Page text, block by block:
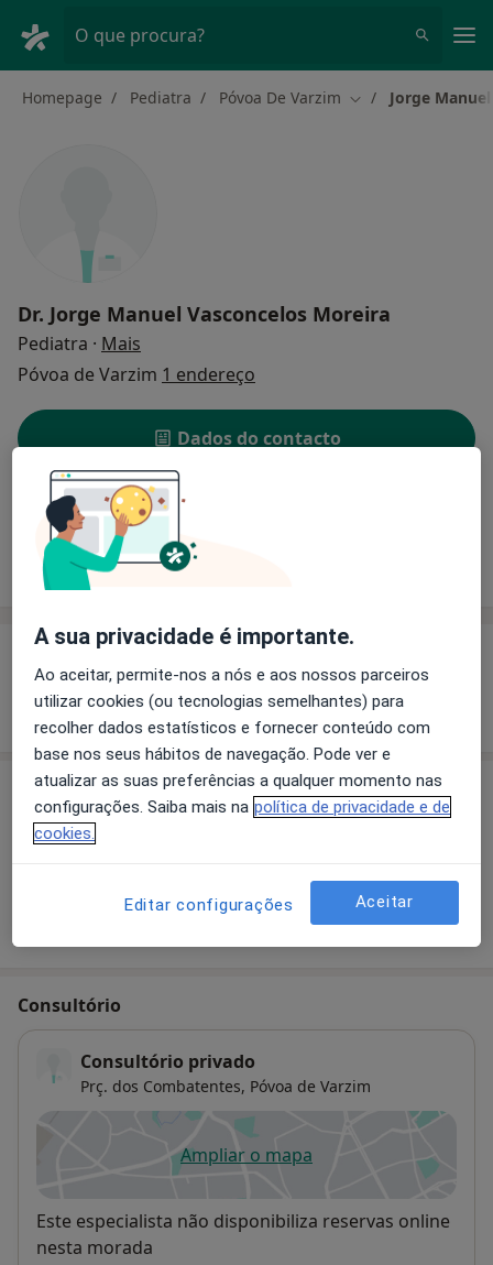
O que procura?
Homepage Pediatra Póvoa De Varzim Mudar de cidade
Jorge
Dr. Jorge Manuel Vasconcelos Moreira
Pediatra · Mais
Póvoa de Varzim 1 endereço
Dados do contacto
Solicite um atendimento
Experiência Preços
Experiência
Mostrar mais detalhes
sobre a experiência
Preços
Sem informação sobre serviços e preços
informação sobre serviços
Consultório
Consultório privado
Prç. dos Combatentes, Póvoa de Varzim
Ampliar o mapaabre num novo separador
Disponibilidade
Este especialista não disponibiliza reservas online
nesta morada
A sua privacidade é importante.
Ao aceitar, permite-nos a nós e aos nossos parceiros
utilizar cookies (ou tecnologias semelhantes) para
recolher dados estatísticos e fornecer conteúdo com
base nos seus hábitos de navegação. Pode ver e
atualizar as suas preferências a qualquer momento nas
configurações. Saiba mais na política de privacidade e de
cookies.
Editar configurações Aceitar